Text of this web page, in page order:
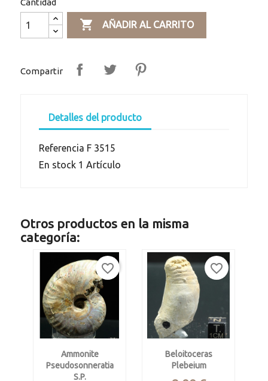
Cantidad
 AÑADIR AL CARRITO
Compartir
Detalles del producto
Referencia F 3515
En stock 1 Artículo
Otros productos en la misma
categoría:
Ammonite
Pseudosonneratia
S.p.
favorite_border
Beloitoceras
Plebeium
favorite_border